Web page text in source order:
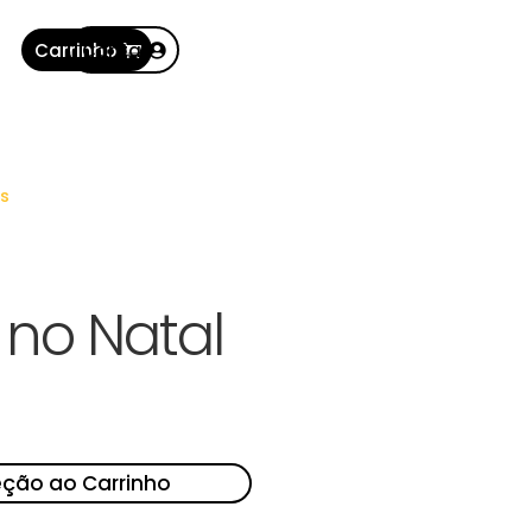
Carrinho
Conta
Natal
ao Carrinho